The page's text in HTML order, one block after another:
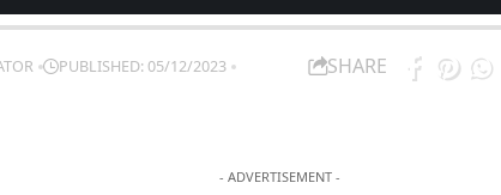
PUBLISHED: 05/12/2023 SHARE
- ADVERTISEMENT -